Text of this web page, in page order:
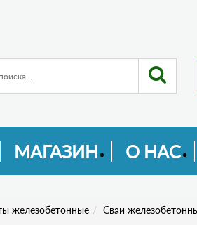
МАГАЗИН О НАС
железобетонные
Сваи